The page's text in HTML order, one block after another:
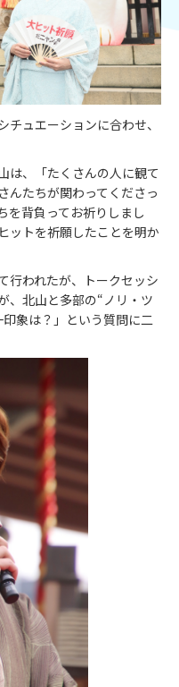
ュエーションに合わせ、
は、「たくさんの人に観て
んたちが関わってくださっ
を背負ってお祈りしまし
ットを祈願したことを明か
行われたが、トークセッシ
、北山と多部の“ノリ・ツ
象は？」という質問に二